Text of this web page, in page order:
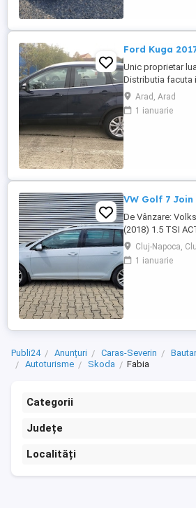
Ford Kuga
Unic proprietar
Distributia facuta
Arad, Arad
1 ianuarie
VW Golf 7
De Vânzare:
(2018) 1.5 TSI
fabricație: 2018
(Benzină, 150 CP,
Cluj-Napoca,
1 ianuarie
Publi24 Anunțuri Caras-Severin Bautar
Autoturisme
Skoda Fabia
Categorii
Județe
Localități